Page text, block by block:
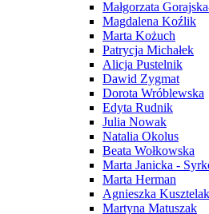
Małgorzata
Magdalena Koźlik
Marta Kożuch
Patrycja Michałek
Alicja Pustelnik
Dawid Zygmat
Dorota Wróblewska
Edyta Rudnik
Julia Nowak
Natalia Okolus
Beata Wołkowska
Marta Janicka -
Marta Herman
Agnieszka Kusztelak
Martyna Matuszak